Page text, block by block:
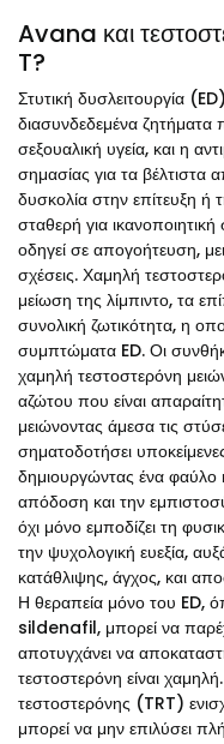
Avana και
T?
Στυτική δυσλειτουργία
διασυνδεδεμένα ζητήματα
σεξουαλική υγεία, και η
σημασίας για τα βέλτιστα
δυσκολία στην επίτευξη ή
σταθερή για
οδηγεί σε απογοήτευση,
σχέσεις. Χαμηλή
μείωση της λίμπιντο, τα
συνολική ζωτικότητα, η
συμπτώματα ED. Οι
χαμηλή τεστοστερόνη
αζώτου που είναι
μειώνοντας άμεσα τις
σηματοδοτήσει
δημιουργώντας ένα φαύλο
απόδοση και την
όχι μόνο εμποδίζει τη
την ψυχολογική ευεξία,
κατάθλιψης, άγχος, και
Η θεραπεία μόνο του ED,
sildenafil, μπορεί να
αποτυγχάνει να
τεστοστερόνη είναι
τεστοστερόνης (TRT)
μπορεί να μην επιλύσει